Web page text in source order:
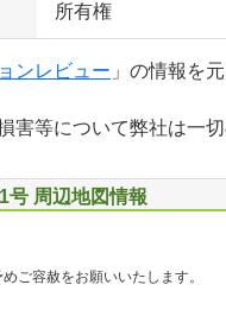
所有権
ンレビュー 」の情報を
害等について弊社は一
号 周辺地図情報
ご容赦をお願いいたします。